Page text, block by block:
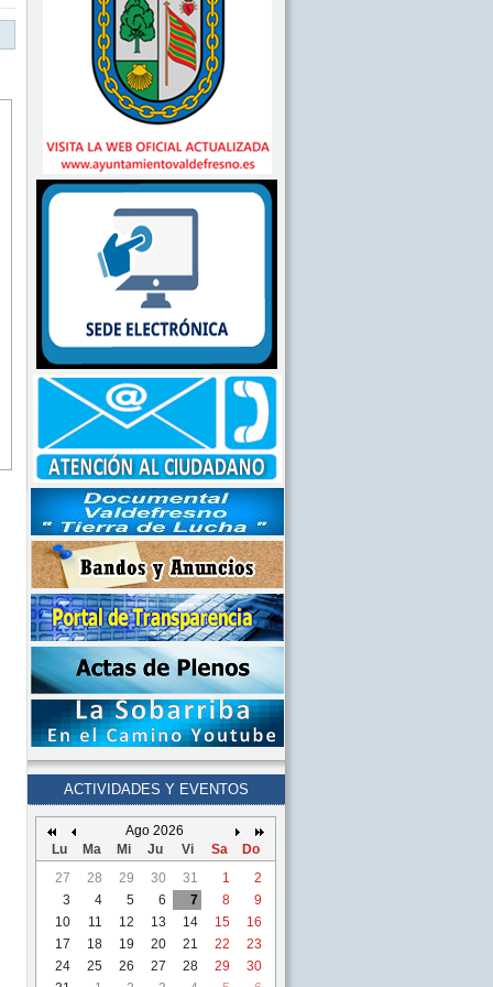
ACTIVIDADES Y EVENTOS
Ago 2026
Lu
Ma Mi Ju Vi Sa
Do
27
28 29 30 31 1
2
3
4 5 6 7 8
9
10
11 12 13 14 15
16
17
18 19 20 21 22
23
24
25 26 27 28 29
30